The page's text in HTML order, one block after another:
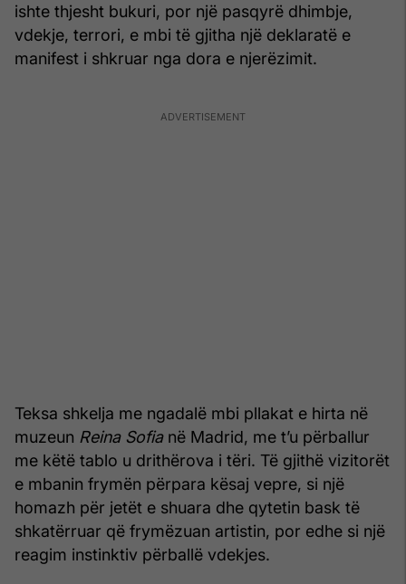
ishte thjesht bukuri, por një pasqyrë dhimbje,
vdekje, terrori, e mbi të gjitha një deklaratë e
manifest i shkruar nga dora e njerëzimit.
Teksa shkelja me ngadalë mbi pllakat e hirta në
muzeun Reina Sofianë Madrid, me t’u përballur
me këtë tablo u drithërova i tëri. Të gjithë vizitorët
e mbanin frymën përpara kësaj vepre, si një
homazh për jetët e shuara dhe qytetin bask të
shkatërruar që frymëzuan artistin, por edhe si një
reagim instinktiv përballë vdekjes.